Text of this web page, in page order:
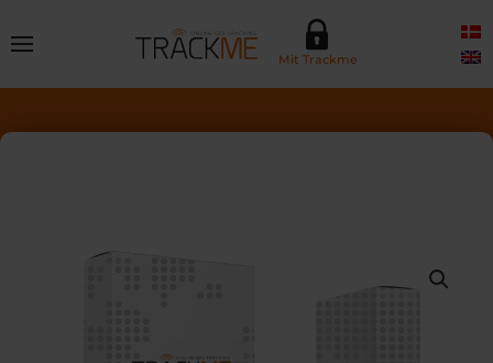
Skip to main content Mit Trackme